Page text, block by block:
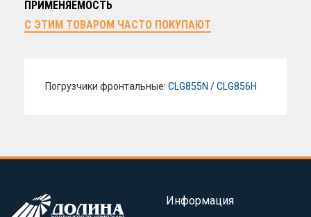
ПРИМЕНЯЕМОСТЬ
С ЭТИМ ТОВАРОМ ЧАСТО ПОКУПАЮТ
Погрузчики фронтальные: CLG855N /CLG856H
Информация